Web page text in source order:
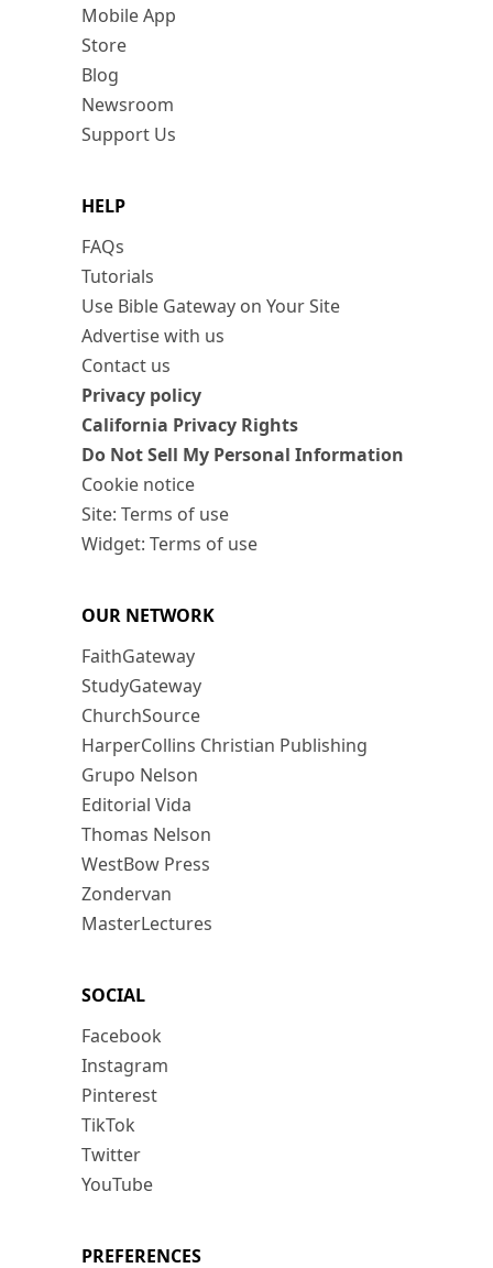
Mobile App
Store
Blog
Newsroom
Support Us
HELP
FAQs
Tutorials
Use Bible Gateway on Your Site
Advertise with us
Contact us
Privacy policy
California Privacy Rights
Do Not Sell My Personal Information
Cookie notice
Site: Terms of use
Widget: Terms of use
OUR NETWORK
FaithGateway
StudyGateway
ChurchSource
HarperCollins Christian Publishing
Grupo Nelson
Editorial Vida
Thomas Nelson
WestBow Press
Zondervan
MasterLectures
SOCIAL
Facebook
Instagram
Pinterest
TikTok
Twitter
YouTube
PREFERENCES